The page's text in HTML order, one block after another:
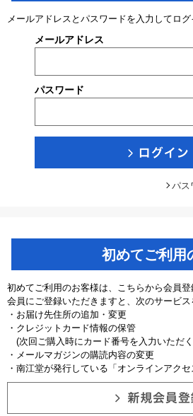
メールアドレスとパスワードを入力してログ
メールアドレス
パスワード
パス
初めてご利用
初めてご利用のお客様は、こちらから会員登
会員にご登録いただきますと、次のサービス
・お届け先住所の追加・変更
・クレジットカード情報の保管
(次回ご購入時にカード番号を入力いただ
・メールマガジンの購読内容の変更
・南江堂が発行している「オンラインアク